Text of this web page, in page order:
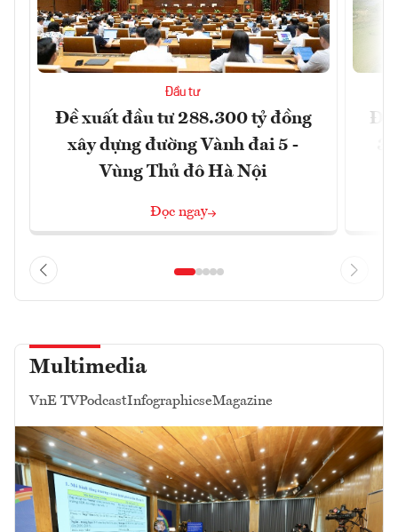
Đầu tư
Đề xuất đầu tư 288.300 tỷ đồng
xây dựng đường Vành đai 5 -
Vùng Thủ đô Hà Nội
Đọc ngay
Multimedia
VnE TVPodcastInfographicseMagazine